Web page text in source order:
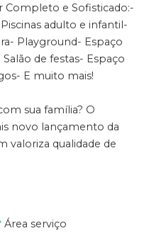
Completo e Sofisticado:-
adulto e infantil-
Playground- Espaço
de festas- Espaço
E muito mais!
sua família? O
novo lançamento da
valoriza qualidade de
Área serviço